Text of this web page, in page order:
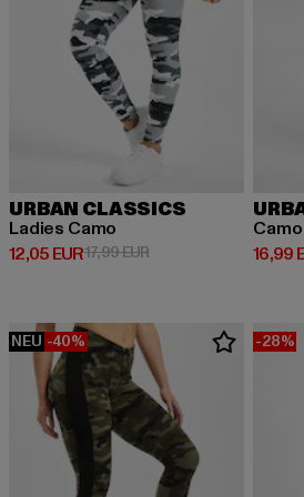
URBAN CLASSICS
Ladies Camo
12,05 EUR
Derzeitiger Preis: 12,05 EUR
17,99 EURAktionspreis: 17,9916,99
NEU -40% -28%